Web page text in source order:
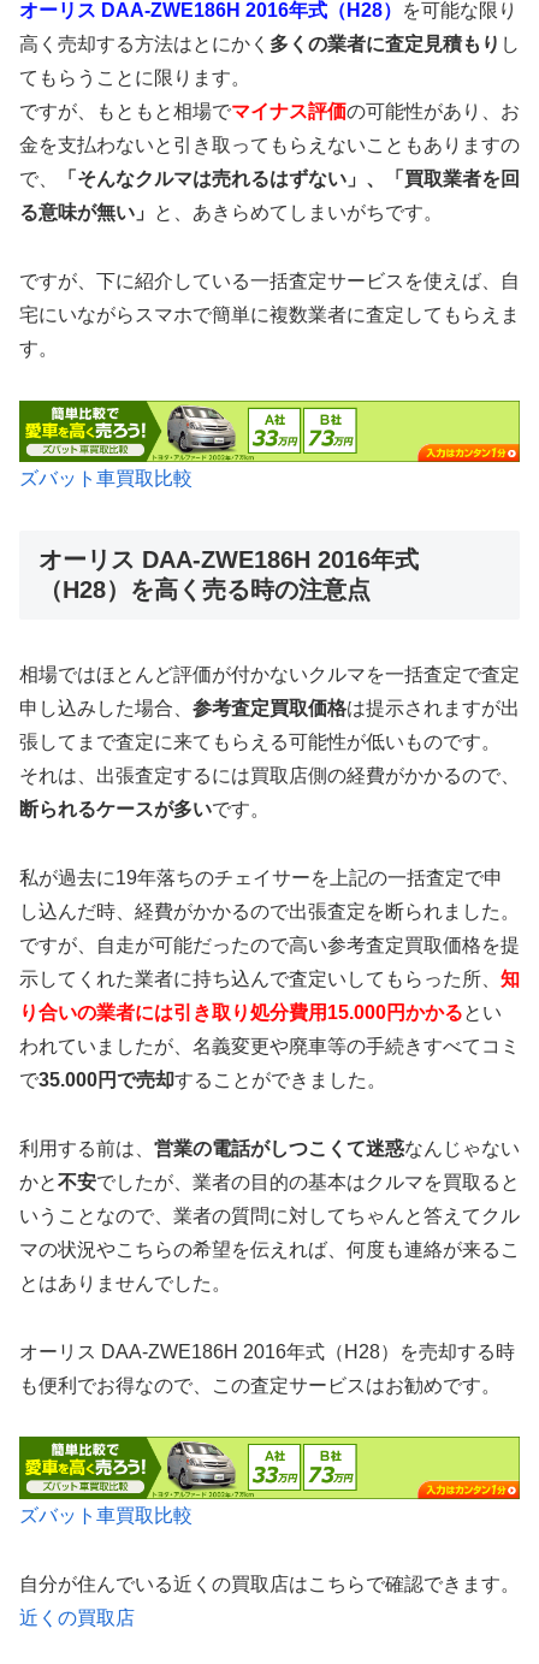
オーリス DAA-ZWE186H 2016年式（H28）
を可能な限り
高く売却する方法はとにかく 多くの業者に査定見積もり し
てもらうことに限ります。
ですが、もともと相場でマイナス評価の可能性があり、お
金を支払わないと引き取ってもらえないこともありますの
で、
「そんなクルマは売れるはずない」、「買取業者を回
る意味が無い」
と、あきらめてしまいがちです。
ですが、下に紹介している一括査定サービスを使えば、自
宅にいながらスマホで簡単に複数業者に査定してもらえま
す。
ズバット車買取比較
オーリス DAA-ZWE186H 2016年式
（H28）を高く売る時の注意点
相場ではほとんど評価が付かないクルマを一括査定で査定
申し込みした場合、 参考査定買取価格は提示されますが出
張してまで査定に来てもらえる可能性が低いものです。
それは、出張査定するには買取店側の経費がかかるので、
断られるケースが多いです。
私が過去に19年落ちのチェイサーを上記の一括査定で申
し込んだ時、経費がかかるので出張査定を断られました。
ですが、自走が可能だったので高い参考査定買取価格を提
示してくれた業者に持ち込んで査定いしてもらった所、 知
り合いの業者には引き取り処分費用15.000円かかるとい
われていましたが、名義変更や廃車等の手続きすべてコミ
で35.000円で売却することができました。
利用する前は、 営業の電話がしつこくて迷惑なんじゃない
かと不安でしたが、業者の目的の基本はクルマを買取ると
いうことなので、業者の質問に対してちゃんと答えてクル
マの状況やこちらの希望を伝えれば、何度も連絡が来るこ
とはありませんでした。
オーリス DAA-ZWE186H 2016年式（H28）を売却する時
も便利でお得なので、この査定サービスはお勧めです。
ズバット車買取比較
自分が住んでいる近くの買取店はこちらで確認できます。
近くの買取店